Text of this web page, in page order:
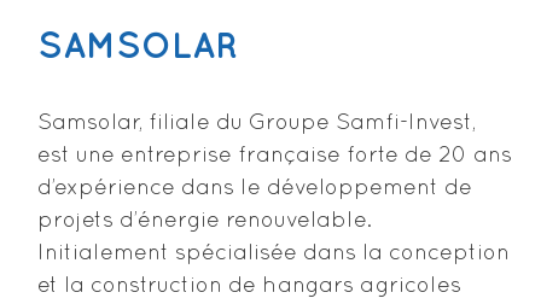
SAMSOLAR
Samsolar, filiale du Groupe Samfi-Invest,
est une entreprise française forte de 20 ans
d’expérience dans le développement de
projets d’énergie renouvelable.
Initialement spécialisée dans la conception
et la construction de hangars agricoles